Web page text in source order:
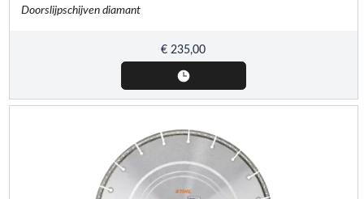
Doorslijpschijven diamant
€ 235,00